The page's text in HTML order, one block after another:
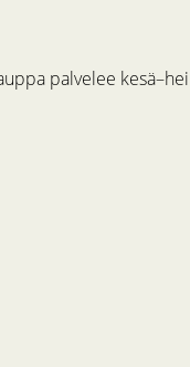
palvelee